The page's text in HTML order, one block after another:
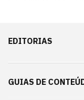
EDITORIAS
GUIAS DE